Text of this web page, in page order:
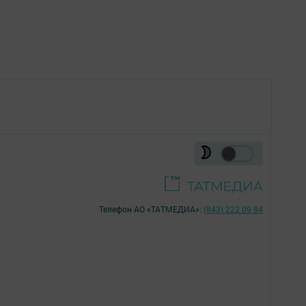
Телефон АО «ТАТМЕДИА»: (843) 222 09 84